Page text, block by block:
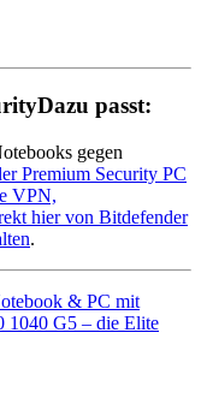
Dazu passt:
gegen
Premium Security PC
VPN,
hier von Bitdefender
.
& PC mit
1040 G5 – die Elite